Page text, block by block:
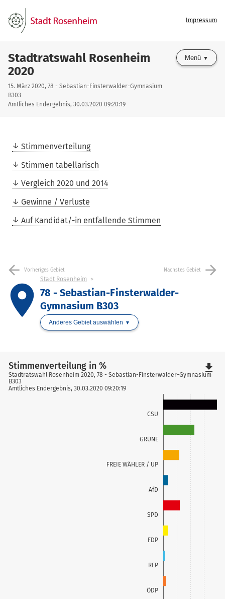
Impressum
Stadtratswahl Rosenheim
2020
15. März 2020, 78 - Sebastian-Finsterwalder-Gymnasium
B303
Amtliches Endergebnis, 30.03.2020 09:20:19
Menü
Stimmenverteilung
Stimmen tabellarisch
Vergleich 2020 und 2014
Gewinne / Verluste
Auf Kandidat/-in entfallende Stimmen
arrow_back Vorheriges Gebiet Nächstes Gebiet arrow_forward
place
Stadt Rosenheim
78 - Sebastian-Finsterwalder-
Gymnasium B303
Anderes Gebiet auswählen
CSU
GRÜNE
FREIE WÄHLER / UP
AfD
SPD
FDP
REP
ÖDP
Stimmenverteilung in %
Stadtratswahl Rosenheim 2020, 78 - Sebastian-Finsterwalder-Gymnasium
B303
Amtliches Endergebnis, 30.03.2020 09:20:19
file_download